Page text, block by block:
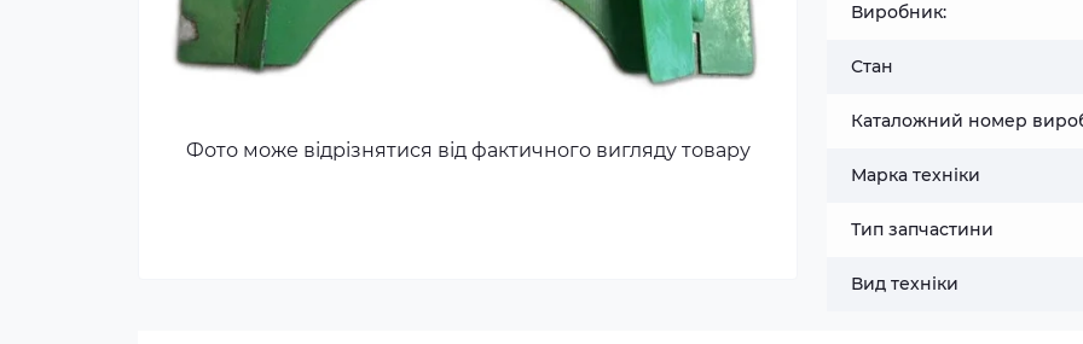
Фото може відрізнятися від фактичного вигляду товару
Виробник:
Стан
Каталожний номер
Марка техніки
Тип запчастини
Вид техніки